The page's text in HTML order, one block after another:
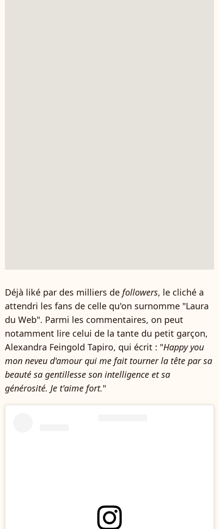
Déjà liké par des milliers de followers, le cliché a
attendri les fans de celle qu'on surnomme "Laura
du Web". Parmi les commentaires, on peut
notamment lire celui de la tante du petit garçon,
Alexandra Feingold Tapiro, qui écrit : "Happy you
mon neveu d'amour qui me fait tourner la tête par sa
beauté sa gentillesse son intelligence et sa
générosité. Je t'aime fort."